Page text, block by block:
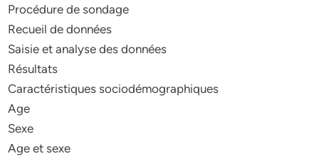
Procédure de sondage
Recueil de données
Saisie et analyse des données
Résultats
Caractéristiques sociodémographiques
Age
Sexe
Age et sexe